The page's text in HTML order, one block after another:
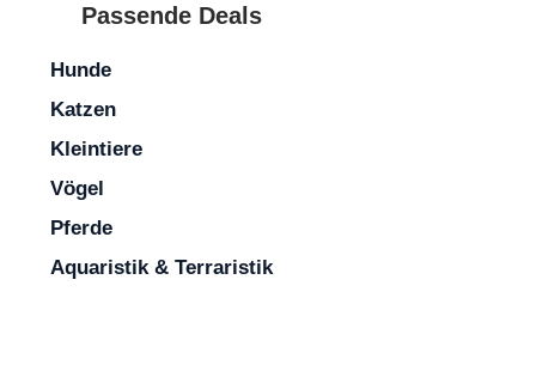
Mail-
Adresse
Website
Name, E-Mail-Adresse und Website in diesem Browser für
meinen nächsten Kommentar speichern.
Passende Deals
Hunde
Katzen
Kleintiere
Vögel
Pferde
Aquaristik & Terraristik